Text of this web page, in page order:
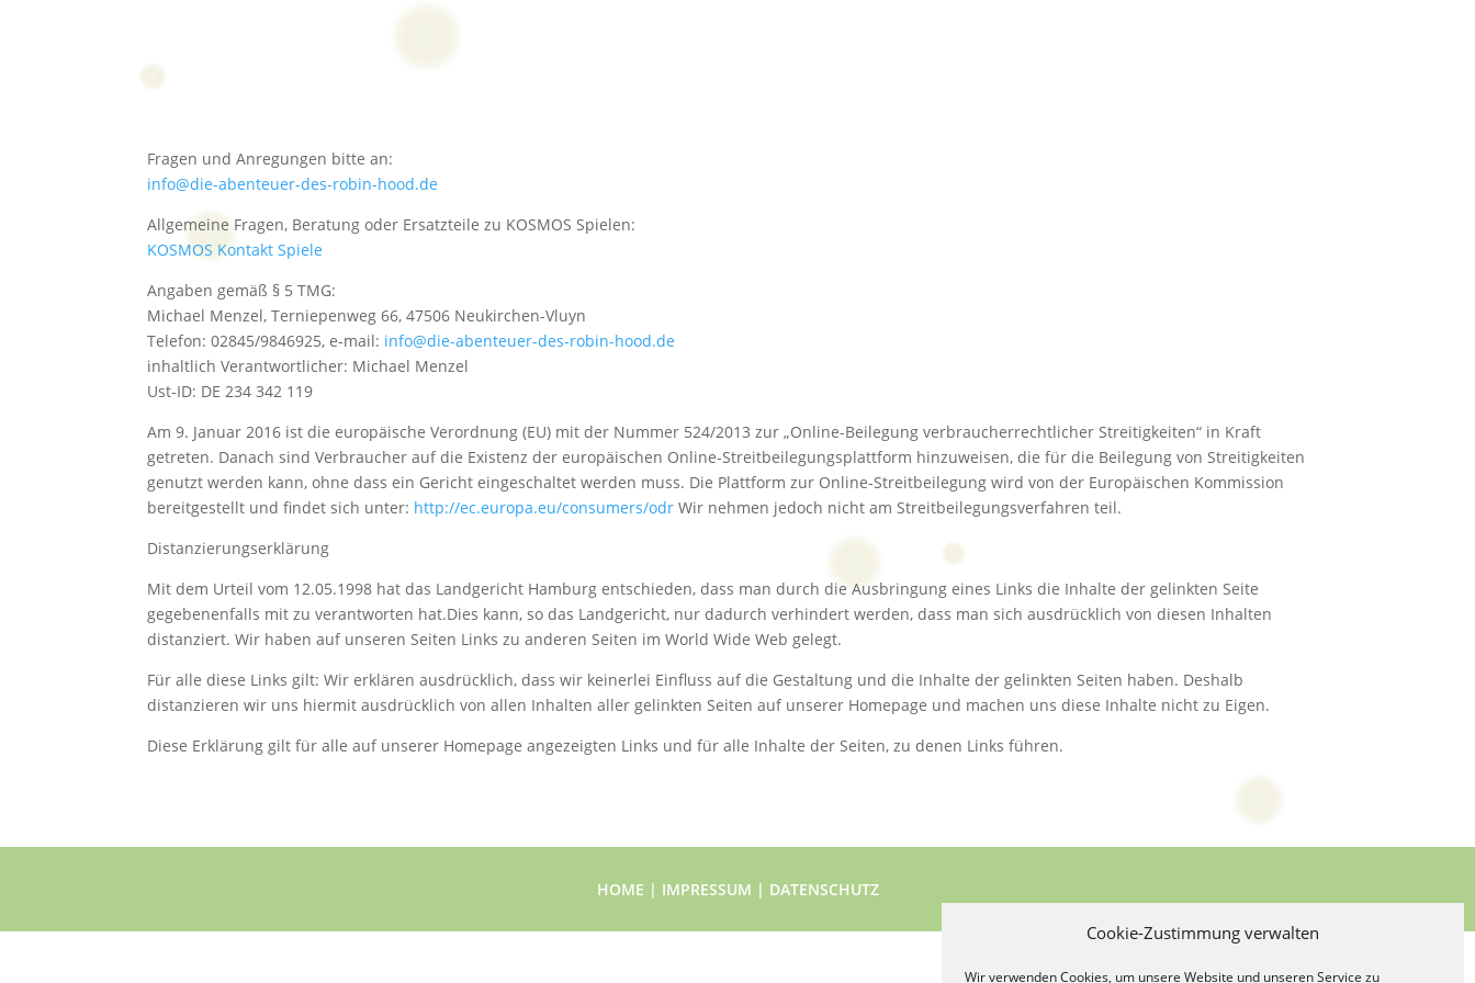
Cookie-Zustimmung verwalten
Wir verwenden Cookies, um unsere Website und unseren Service zu
Fragen und Anregungen bitte an:
info@die-abenteuer-des-robin-hood.de
Allgemeine Fragen, Beratung oder Ersatzteile zu KOSMOS Spielen:
KOSMOS Kontakt Spiele
Angaben gemäß § 5 TMG:
Michael Menzel, Terniepenweg 66, 47506 Neukirchen-Vluyn
Telefon: 02845/9846925, e-mail: info@die-abenteuer-des-robin-hood.de
inhaltlich Verantwortlicher: Michael Menzel
Ust-ID: DE 234 342 119
Am 9. Januar 2016 ist die europäische Verordnung (EU) mit der Nummer 524/2013 zur „Online-Beilegung verbraucherrechtlicher Streitigkeiten“ in Kraft
getreten. Danach sind Verbraucher auf die Existenz der europäischen Online-Streitbeilegungsplattform hinzuweisen, die für die Beilegung von Streitigkeiten
genutzt werden kann, ohne dass ein Gericht eingeschaltet werden muss. Die Plattform zur Online-Streitbeilegung wird von der Europäischen Kommission
bereitgestellt und findet sich unter: http://ec.europa.eu/consumers/odrWir nehmen jedoch nicht am Streitbeilegungsverfahren teil.
Distanzierungserklärung
Mit dem Urteil vom 12.05.1998 hat das Landgericht Hamburg entschieden, dass man durch die Ausbringung eines Links die Inhalte der gelinkten Seite
gegebenenfalls mit zu verantworten hat.Dies kann, so das Landgericht, nur dadurch verhindert werden, dass man sich ausdrücklich von diesen Inhalten
distanziert. Wir haben auf unseren Seiten Links zu anderen Seiten im World Wide Web gelegt.
Für alle diese Links gilt: Wir erklären ausdrücklich, dass wir keinerlei Einfluss auf die Gestaltung und die Inhalte der gelinkten Seiten haben. Deshalb
distanzieren wir uns hiermit ausdrücklich von allen Inhalten aller gelinkten Seiten auf unserer Homepage und machen uns diese Inhalte nicht zu Eigen.
Diese Erklärung gilt für alle auf unserer Homepage angezeigten Links und für alle Inhalte der Seiten, zu denen Links führen.
HOME | IMPRESSUM | DATENSCHUTZ